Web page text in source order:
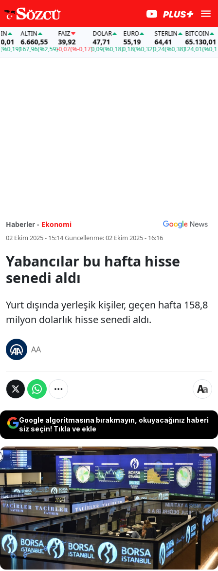
ALTIN
6.660,55
167,96(%2,59)
FAİZ
39,92
-0,07(%-0,17)
DOLAR
47,71
0,09(%0,18)
EURO
55,19
0,18(%0,32)
STERLIN
64,41
0,24(%0,38)
BITCOIN
65.130,01
124,01(%0,19)
Haberler - Ekonomi
02 Ekim 2025 - 15:14Güncellenme:02 Ekim 2025 - 16:16
Yabancılar bu hafta hisse
senedi aldı
Yurt dışında yerleşik kişiler, geçen hafta 158,8
milyon dolarlık hisse senedi aldı.
AA
Google algoritmasına bırakmayın, okuyacağınız haberi
siz seçin! Tıkla ve ekle
Yurt dışında yerleşik kişiler, geçen
hafta 158,8 milyon dolarlık hisse
senedi aldı.